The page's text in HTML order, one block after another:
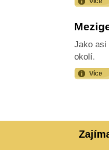
Jako asi
okolí.